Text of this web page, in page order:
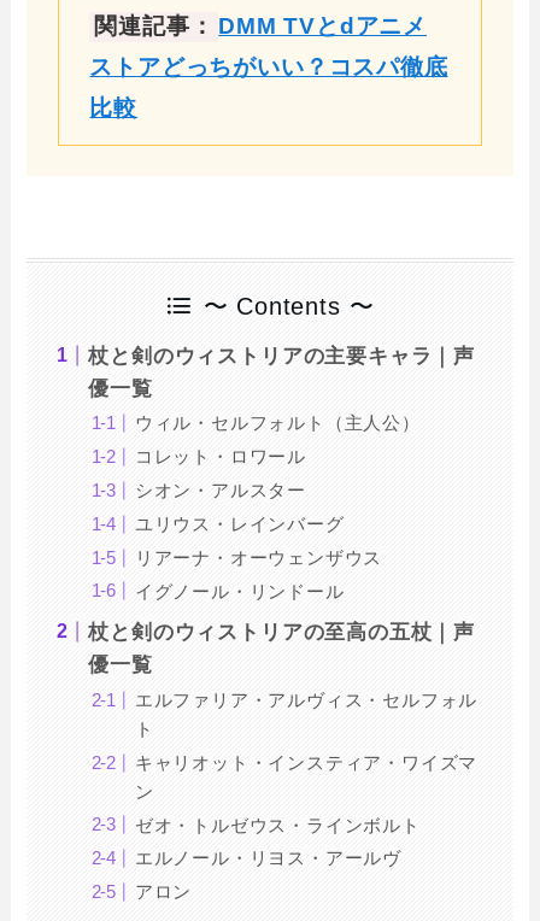
関連記事： DMM TVとdアニメ
ストアどっちがいい？コスパ徹底
比較
〜 Contents 〜
杖と剣のウィストリアの主要キャラ｜声
優一覧
ウィル・セルフォルト（主人公）
コレット・ロワール
シオン・アルスター
ユリウス・レインバーグ
リアーナ・オーウェンザウス
イグノール・リンドール
杖と剣のウィストリアの至高の五杖｜声
優一覧
エルファリア・アルヴィス・セルフォル
ト
キャリオット・インスティア・ワイズマ
ン
ゼオ・トルゼウス・ラインボルト
エルノール・リヨス・アールヴ
アロン